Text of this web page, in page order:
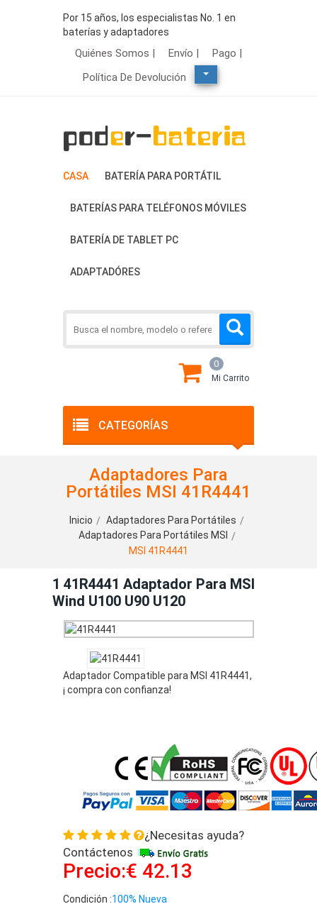
Por 15 años, los especialistas No. 1 en
baterías y adaptadores
Quiénes Somos | Envío |
Pago |
Política De Devolución
CASA BATERÍA PARA PORTÁTIL
BATERÍAS PARA TELÉFONOS MÓVILES
BATERÍA DE TABLET PC
ADAPTADÓRES
CATEGORÍAS
0
Mi Carrito
Adaptadores Para
Portátiles MSI 41R4441
Inicio
Adaptadores Para Portátiles
Adaptadores Para Portátiles MSI
MSI 41R4441
1 41R4441 Adaptador Para MSI
Wind U100 U90 U120
Adaptador Compatible para MSI 41R4441,
¡ compra con confianza!
¿Necesitas ayuda?
Contáctenos
Precio:€ 42.13
Condición :100% Nueva